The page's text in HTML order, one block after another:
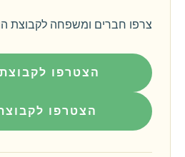
צרפו חברים ומשפחה לקבוצת
הצטרפו
הצטרפו